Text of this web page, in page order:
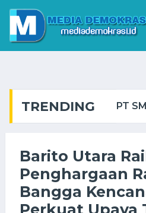
TRENDING
Gubernur Agustiar Sabran: Gerakan Pangan Murah Bantu Ringankan Beban Masyarakat ...
Barito Utara
Penghargaan
Bangga
Perkuat Upaya